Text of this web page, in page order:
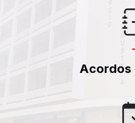
Acordos